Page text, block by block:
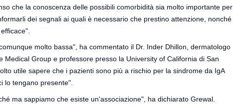
che la conoscenza delle possibili comorbidità sia molto importante per
dei segnali ai quali è necessario che prestino attenzione, nonché
molto bassa", ha commentato il Dr. Inder Dhillon, dermatologo
Medical Group e professore presso la University of California di San
utile sapere che i pazienti sono più a rischio per la sindrome da IgA
lo tengano presente".
ma sappiamo che esiste un'associazione", ha dichiarato Grewal.